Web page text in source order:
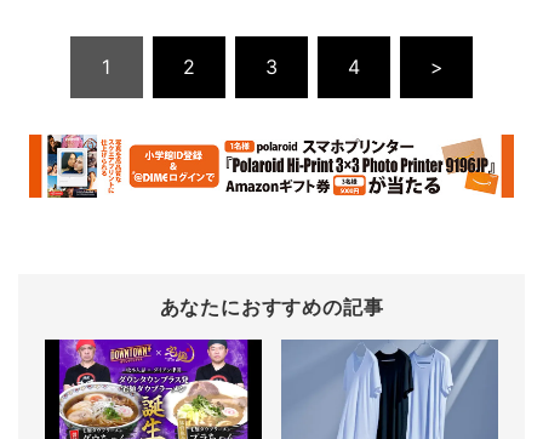
1 2 3 4 >
あなたにおすすめの記事